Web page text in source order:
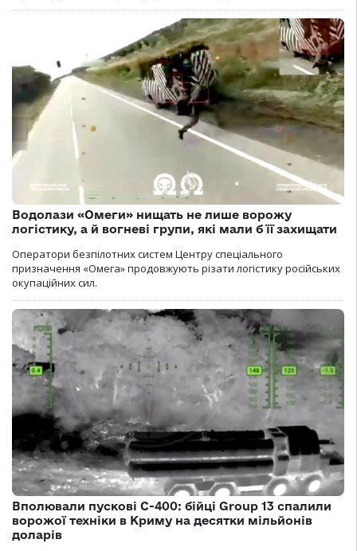
Водолази «Омеги» нищать не лише ворожу
логістику, а й вогневі групи, які мали б її захищати
Оператори безпілотних систем Центру спеціального
призначення «Омега» продовжують різати логістику російських
окупаційних сил.
Вполювали пускові С-400: бійці Group 13 спалили
ворожої техніки в Криму на десятки мільйонів
доларів